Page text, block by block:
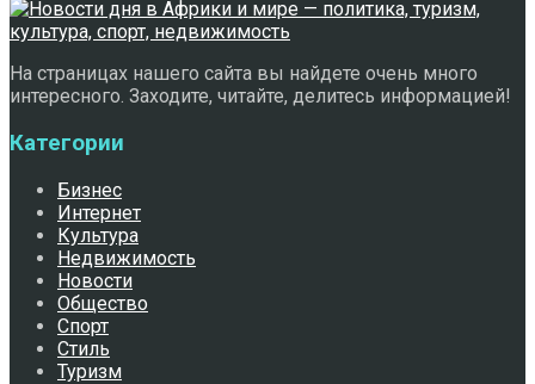
На страницах нашего сайта вы найдете очень много
интересного. Заходите, читайте, делитесь информацией!
Категории
Бизнес
Интернет
Культура
Недвижимость
Новости
Общество
Спорт
Стиль
Туризм